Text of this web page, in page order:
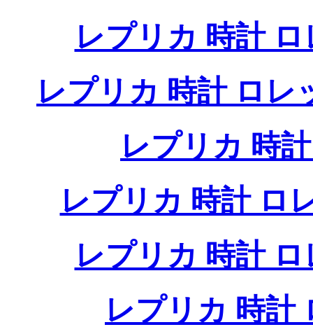
レプリカ 時計
レプリカ 時計 ロレ
レプリカ 時
レプリカ 時計 ロ
レプリカ 時計
レプリカ 時計